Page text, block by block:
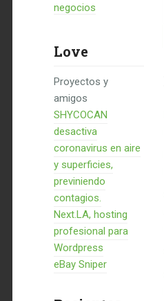
negocios
Love
Proyectos y
amigos
SHYCOCAN
desactiva
coronavirus en aire
y superficies,
previniendo
contagios.
Next.LA, hosting
profesional para
Wordpress
eBay Sniper